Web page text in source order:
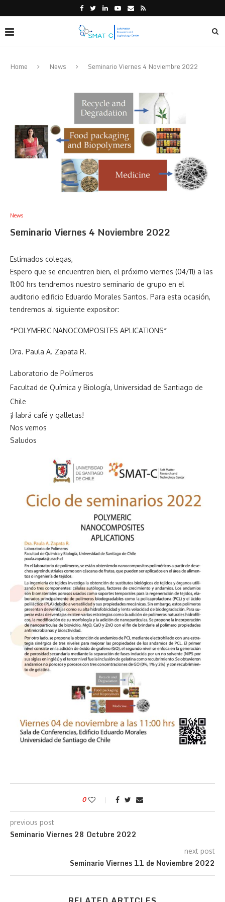
Home News Seminario Viernes 4 Noviembre 2022
News
Seminario Viernes 4 Noviembre 2022
Estimados colegas,
Espero que se encuentren bien, el próximo viernes (04/11) a las
11:00 hrs tendremos nuestro seminario de grupo en el
auditorio edificio Eduardo Morales Santos. Para esta ocasión,
tendremos al siguiente expositor:
“POLYMERIC NANOCOMPOSITES APLICATIONS”
Dra. Paula A. Zapata R.
Laboratorio de Polímeros
Facultad de Química y Biología, Universidad de Santiago de
Chile
¡Habrá café y galletas!
Nos vemos
Saludos
0
previous post
Seminario Viernes 28 Octubre 2022
next post
Seminario Viernes 11 de Noviembre 2022